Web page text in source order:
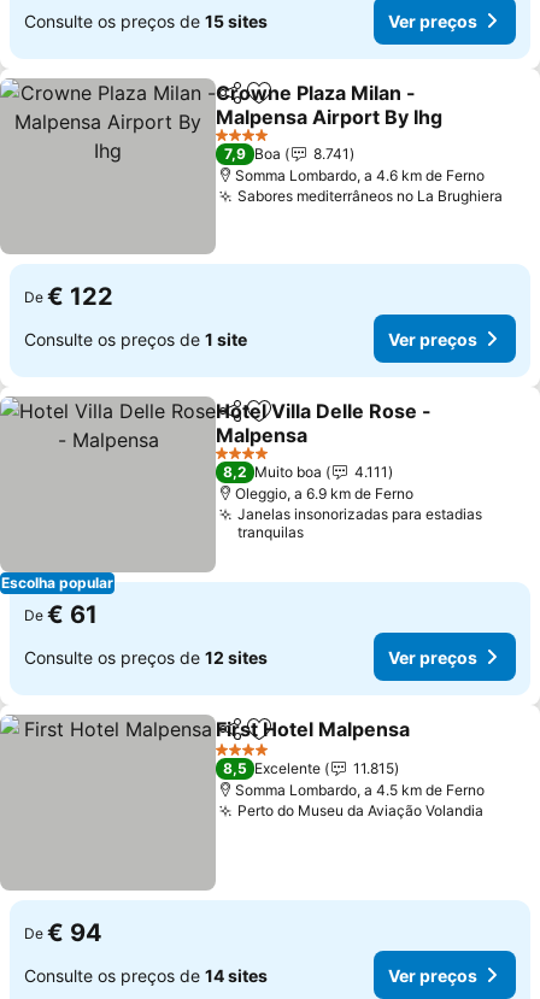
Consulte os preços de 15 sites Ver preços
PartilharAdicionar aos favoritos
Crowne Plaza Milan -
Malpensa Airport By Ihg
Ver preços
4 Estrelas
7,9 Boa
8.741
Somma Lombardo, a 4.6 km de Ferno
Sabores mediterrâneos no La Brughiera
De € 122
Consulte os preços de 1 site Ver preços
Escolha popular
PartilharAdicionar aos favoritos
Hotel Villa Delle Rose -
Malpensa
Ver preços
4 Estrelas
8,2 Muito boa
4.111
Oleggio, a 6.9 km de Ferno
Janelas insonorizadas para estadias
tranquilas
De € 61
Consulte os preços de 12 sites Ver preços
PartilharAdicionar aos favoritos
First Hotel Malpensa
4 Estrelas
8,5 Excelente
11.815
Somma Lombardo, a 4.5 km de Ferno
Perto do Museu da Aviação Volandia
De € 94
Consulte os preços de 14 sites Ver preços